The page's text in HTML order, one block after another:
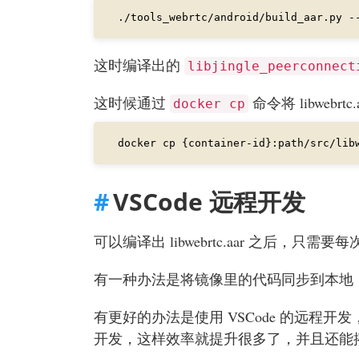
./tools_webrtc/android/build_aar.py
这时编译出的
这时候通过 docker cp 命令将
VSCode 远程开发
可以编译出 libwebrtc.aar 之后，只需要
有一种办法是将镜像里的代码同步到本
有更好的办法是使用 VSCode 的远程开
开发，这样效率就提升很多了，并且还